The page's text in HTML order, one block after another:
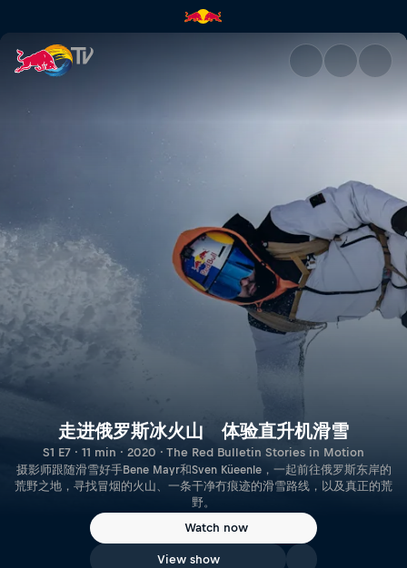
走进俄罗斯冰火山 体验直升
走进俄罗斯冰火山 体验直升机滑雪
S1 E7 · 11 min · 2020 · The Red Bulletin Stories in Motion
摄影师跟随滑雪好手Bene Mayr和Sven Küeenle，一起前往俄罗斯东岸的
荒野之地，寻找冒烟的火山、一条干净冇痕迹的滑雪路线，以及真正的荒
野。
Watch now
View show